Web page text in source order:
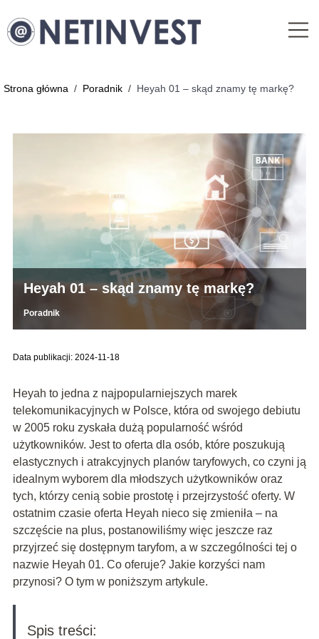
Strona główna / Poradnik / Heyah 01 – skąd znamy tę markę?
Heyah 01 – skąd znamy tę markę?
Poradnik
Data publikacji: 2024-11-18
Heyah to jedna z najpopularniejszych marek
telekomunikacyjnych w Polsce, która od swojego debiutu
w 2005 roku zyskała dużą popularność wśród
użytkowników. Jest to oferta dla osób, które poszukują
elastycznych i atrakcyjnych planów taryfowych, co czyni ją
idealnym wyborem dla młodszych użytkowników oraz
tych, którzy cenią sobie prostotę i przejrzystość oferty. W
ostatnim czasie oferta Heyah nieco się zmieniła – na
szczęście na plus, postanowiliśmy więc jeszcze raz
przyjrzeć się dostępnym taryfom, a w szczególności tej o
nazwie Heyah 01. Co oferuje? Jakie korzyści nam
przynosi? O tym w poniższym artykule.
Spis treści: